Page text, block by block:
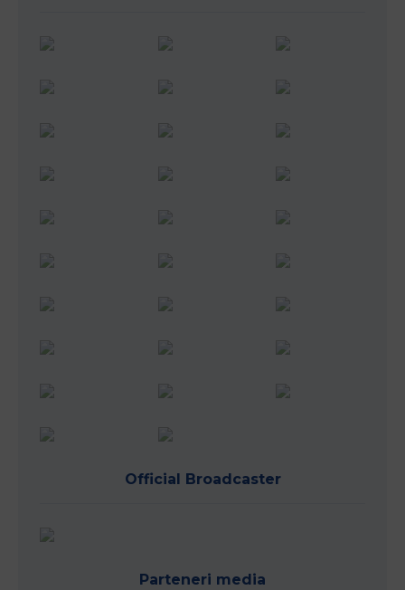
Official Broadcaster
Parteneri media